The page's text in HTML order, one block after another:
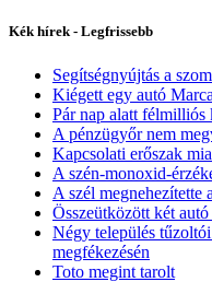
Kék hírek - Legfrissebb
Segítségnyújtás a
Kiégett egy autó
Pár nap alatt félmilliós
A pénzügyőr nem
Kapcsolati erőszak
A szén-monoxid-
A szél
Összeütközött két
Négy település
megfékezésén
Toto megint tarolt